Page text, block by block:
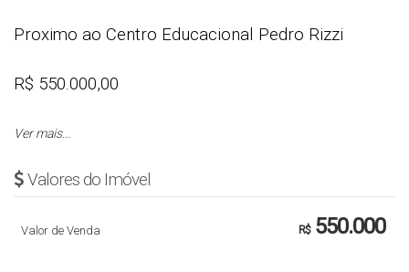
Proximo ao Centro Educacional Pedro Rizzi
R$ 550.000,00
Cód.: 5171
- 2 Quartos
- Cozinha
Ver mais...
Valores do Imóvel
R$550.000
Valor de Venda